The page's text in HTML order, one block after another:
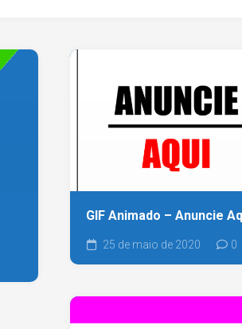
GIF Animado – Anuncie
25 de maio de 2020 0